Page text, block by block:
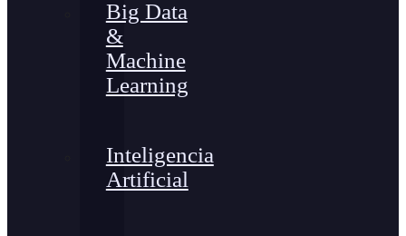
Big Data
&
Machine
Learning
Inteligencia
Artificial